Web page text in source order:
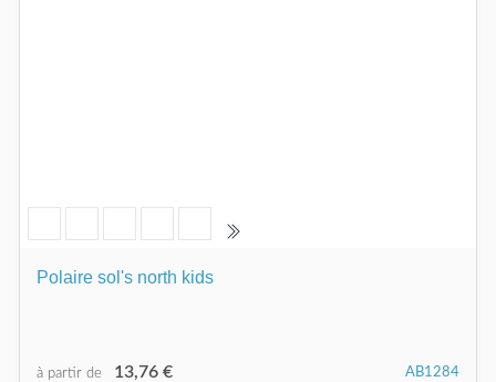
Polaire sol's north kids
à partir de 13,76 € AB1284